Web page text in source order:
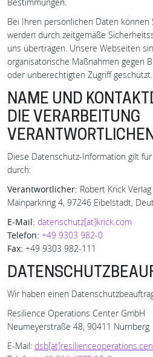
Bestimmungen.
Bei Ihren persönlichen Daten können
werden durch zeitgemäße
uns übertragen. Unsere Webseiten
organisatorische Maßnahmen gegen
oder unberechtigten Zugriff geschützt.
NAME UND
DIE VERARBEITUNG
Diese Datenschutz-Information gilt
durch:
Verantwortlicher: Robert Krick
Mainparkring 4, 97246 Eibelstadt,
E-Mail: datenschutz[at]krick.com
Telefon: +49 9303 982-0
Fax: +49 9303 982-111
Wir haben einen
Resilience Operations Center GmbH
Neumeyerstraße 48, 90411 Nürnberg
E-Mail: